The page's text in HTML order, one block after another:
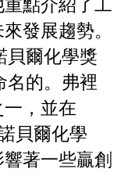
點介紹了工
發展趨勢。
貝爾化學獎
名的。弗裡
，並在
貝爾化學
著一些贏創